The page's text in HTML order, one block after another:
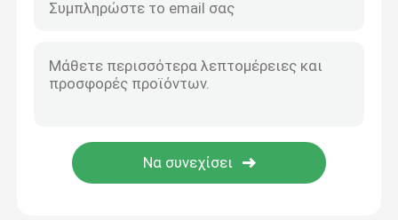
Σύστημα μέτρησης διάστασης εικόνας
Προβολέας οπτικού προφίλ